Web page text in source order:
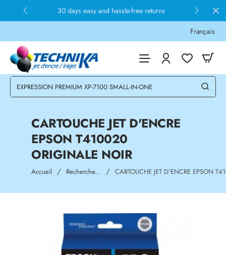
30 days easy and hassle-free returns
Français
CARTOUCHE JET D'ENCRE
EPSON T410020
ORIGINALE NOIR
Accueil homeRecherche... CARTOUCHE JET D'ENCRE EPSON